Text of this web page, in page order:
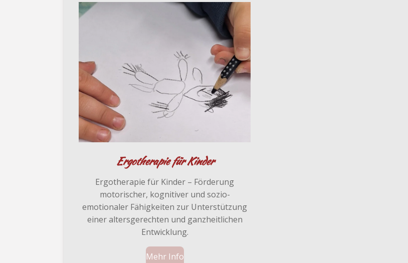
Ergotherapie für Kinder
Ergotherapie für Kinder – Förderung
motorischer, kognitiver und sozio-
emotionaler Fähigkeiten zur Unterstützung
einer altersgerechten und ganzheitlichen
Entwicklung.
Mehr Info